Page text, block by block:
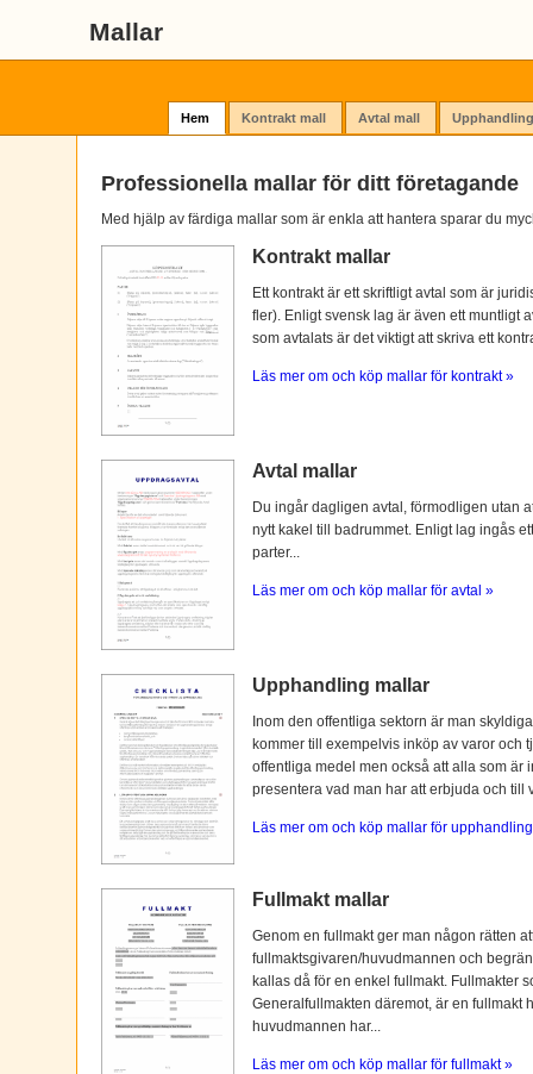
Mallar
Hem Kontrakt mall Avtal mall
Professionella mallar för ditt företagande
Med hjälp av färdiga mallar som är enkla att hantera sparar du
Kontrakt mallar
Ett kontrakt är ett skriftligt avtal som är
fler). Enligt svensk lag är även ett muntligt
som avtalats är det viktigt att skriva ett
Läs mer om och köp mallar för kontrakt »
Avtal mallar
Du ingår dagligen avtal, förmodligen utan
nytt kakel till badrummet. Enligt lag ingås
parter...
Läs mer om och köp mallar för avtal »
Upphandling mallar
Inom den offentliga sektorn är man
kommer till exempelvis inköp av varor och
offentliga medel men också att alla som är
presentera vad man har att erbjuda och till
Läs mer om och köp mallar för
Fullmakt mallar
Genom en fullmakt ger man någon rätten
fullmaktsgivaren/huvudmannen och
kallas då för en enkel fullmakt. Fullmakter
Generalfullmakten däremot, är en fullmakt
huvudmannen har...
Läs mer om och köp mallar för fullmakt »